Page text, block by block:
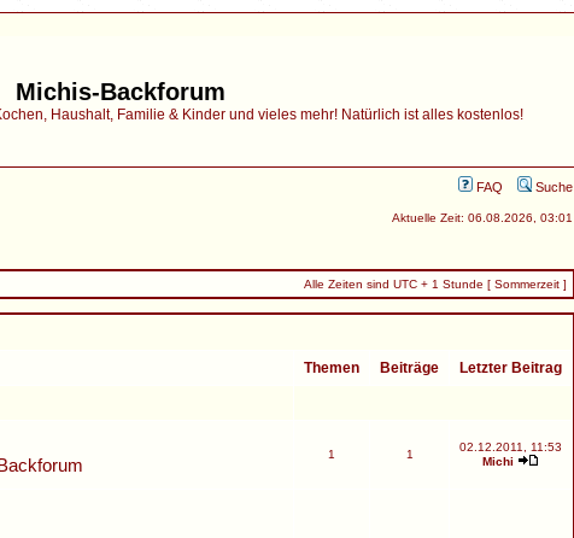
Michis-Backforum
Haushalt, Familie & Kinder und vieles mehr! Natürlich ist alles kostenlos!
FAQ Suche
Aktuelle Zeit: 06.08.2026, 03:01
Alle Zeiten sind UTC + 1 Stunde [ Sommerzeit ]
Themen Beiträge Letzter Beitrag
1 1
02.12.2011, 11:53
Michi